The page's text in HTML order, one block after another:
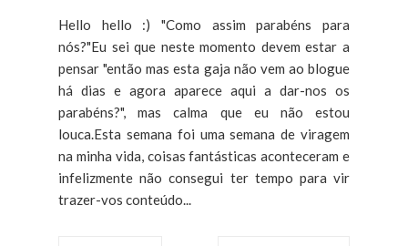
Hello hello :) "Como assim parabéns para
nós?"Eu sei que neste momento devem estar a
pensar "então mas esta gaja não vem ao blogue
há dias e agora aparece aqui a dar-nos os
parabéns?", mas calma que eu não estou
louca.Esta semana foi uma semana de viragem
na minha vida, coisas fantásticas aconteceram e
infelizmente não consegui ter tempo para vir
trazer-vos conteúdo...